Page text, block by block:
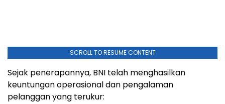
SCROLL TO RESUME CONTENT
Sejak penerapannya, BNI telah menghasilkan
keuntungan operasional dan pengalaman
pelanggan yang terukur: